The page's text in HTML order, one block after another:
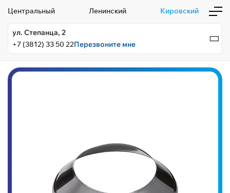
Центральный Ленинский Кировский
ул. Степанца, 2
+7 (3812) 33 50 22Перезвоните мне